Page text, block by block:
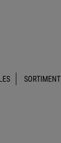
SORTIMENT